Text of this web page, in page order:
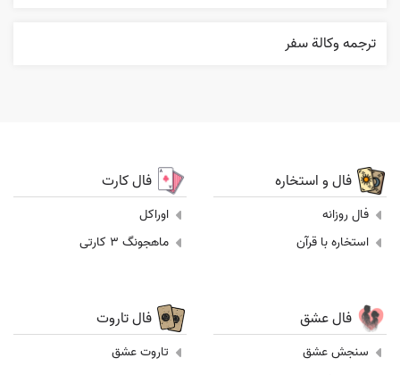
ترجمه وکالة سفر
فال و استخاره
فال روزانه
استخاره با قرآن
فال کارت
اوراکل
ماهجونگ 3 کارتی
فال عشق
سنجش عشق
فال تاروت
تاروت عشق